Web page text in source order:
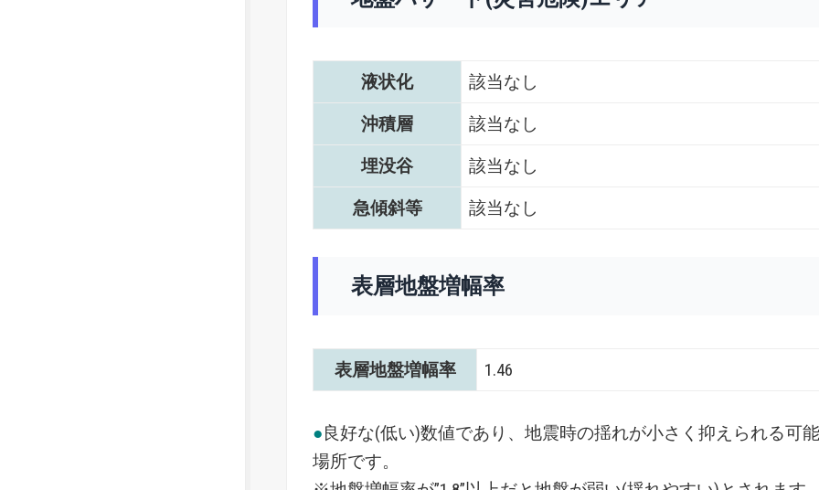
液状化
該当なし
沖積層
該当なし
埋没谷
該当なし
急傾斜等
該当なし
表層地盤増幅率
表層地盤増幅率 1.46
●良好な(低い)数値であり、地震時の揺れが小さく抑えられる可
場所です。